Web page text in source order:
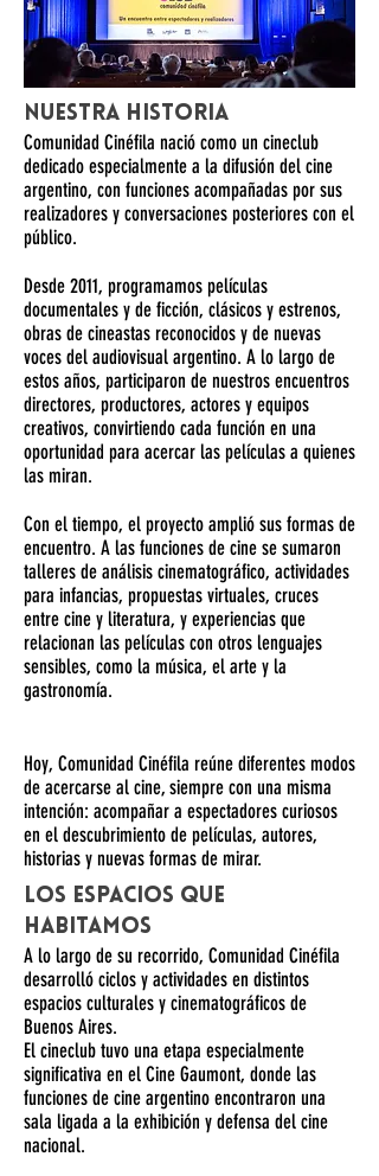
Nuestra historia
Comunidad Cinéfila nació como un cineclub
dedicado especialmente a la difusión del cine
argentino, con funciones acompañadas por sus
realizadores y conversaciones posteriores con el
público.
Desde 2011, programamos películas
documentales y de ficción, clásicos y estrenos,
obras de cineastas reconocidos y de nuevas
voces del audiovisual argentino. A lo largo de
estos años, participaron de nuestros encuentros
directores, productores, actores y equipos
creativos, convirtiendo cada función en una
oportunidad para acercar las películas a quienes
las miran.
Con el tiempo, el proyecto amplió sus formas de
encuentro. A las funciones de cine se sumaron
talleres de análisis cinematográfico, actividades
para infancias, propuestas virtuales, cruces
entre cine y literatura, y experiencias que
relacionan las películas con otros lenguajes
sensibles, como la música, el arte y la
gastronomía.
Hoy, Comunidad Cinéfila reúne diferentes modos
de acercarse al cine, siempre con una misma
intención: acompañar a espectadores curiosos
en el descubrimiento de películas, autores,
historias y nuevas formas de mirar.
Los espacios que
habitamos
A lo largo de su recorrido, Comunidad Cinéfila
desarrolló ciclos y actividades en distintos
espacios culturales y cinematográficos de
Buenos Aires.
El cineclub tuvo una etapa especialmente
significativa en el Cine Gaumont, donde las
funciones de cine argentino encontraron una
sala ligada a la exhibición y defensa del cine
nacional.